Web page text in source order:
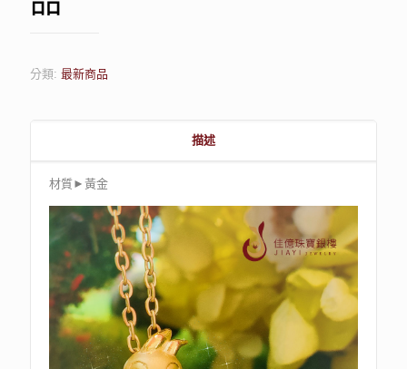
分類: 最新商品
描述
材質►黃金